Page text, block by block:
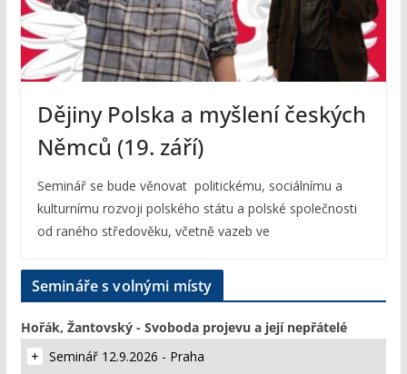
Dějiny Polska a myšlení českých
Němců (19. září)
Seminář se bude věnovat politickému, sociálnímu a
kulturnímu rozvoji polského státu a polské společnosti
od raného středověku, včetně vazeb ve
Semináře s volnými místy
Hořák, Žantovský - Svoboda projevu a její nepřátelé
Seminář 12.9.2026 - Praha